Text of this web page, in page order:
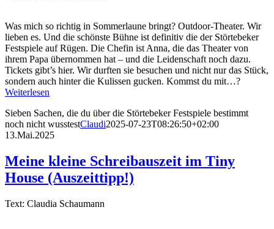
Was mich so richtig in Sommerlaune bringt? Outdoor-Theater. Wir
lieben es. Und die schönste Bühne ist definitiv die der Störtebeker
Festspiele auf Rügen. Die Chefin ist Anna, die das Theater von
ihrem Papa übernommen hat – und die Leidenschaft noch dazu.
Tickets gibt’s hier. Wir durften sie besuchen und nicht nur das Stück,
sondern auch hinter die Kulissen gucken. Kommst du mit…?
Weiterlesen
Sieben Sachen, die du über die Störtebeker Festspiele bestimmt
noch nicht wusstestClaudi2025-07-23T08:26:50+02:00
13.Mai.2025
Meine kleine Schreibauszeit im Tiny
House (Auszeittipp!)
Text: Claudia Schaumann